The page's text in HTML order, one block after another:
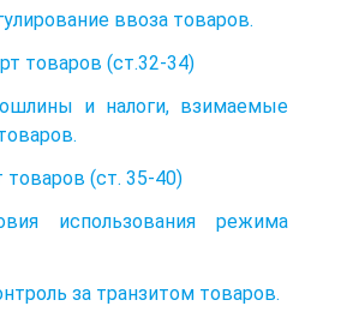
ввоза товаров.
товаров (ст.32-34)
и налоги, взимаемые
товаров (ст. 35-40)
использования режима
за транзитом товаров.